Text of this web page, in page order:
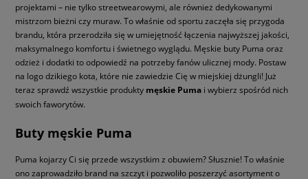
projektami – nie tylko streetwearowymi, ale również dedykowanymi
mistrzom bieżni czy muraw. To właśnie od sportu zaczęła się przygoda
brandu, która przerodziła się w umiejętność łączenia najwyższej jakości,
maksymalnego komfortu i świetnego wyglądu. Męskie buty Puma oraz
odzież i dodatki to odpowiedź na potrzeby fanów ulicznej mody. Postaw
na logo dzikiego kota, które nie zawiedzie Cię w miejskiej dżungli! Już
teraz sprawdź wszystkie produkty męskie Puma i wybierz spośród nich
swoich faworytów.
Buty męskie Puma
Puma kojarzy Ci się przede wszystkim z obuwiem? Słusznie! To właśnie
ono zaprowadziło brand na szczyt i pozwoliło poszerzyć asortyment o